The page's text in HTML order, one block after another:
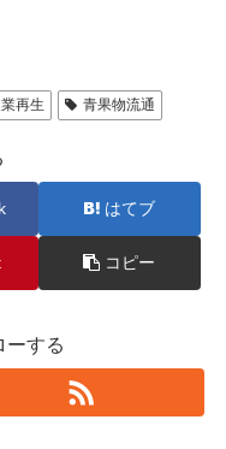
再生 青果物流通
はてブ
コピー
ーする